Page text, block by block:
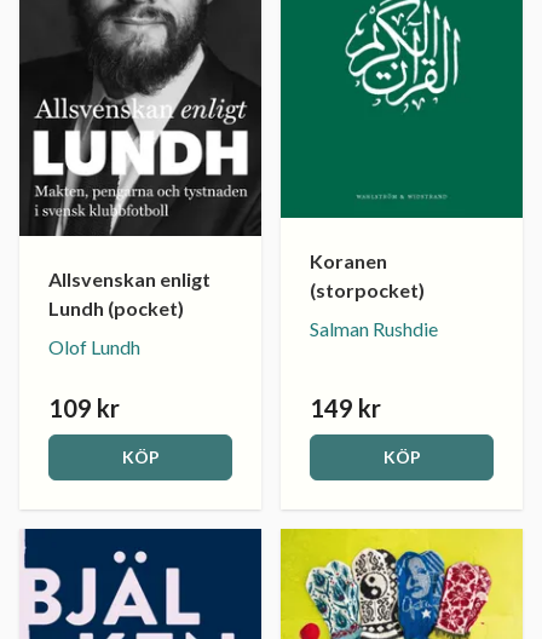
Allsvenskan enligt
Lundh (pocket)
Olof Lundh
109 kr
KÖP
Koranen
(storpocket)
Salman Rushdie
149 kr
KÖP